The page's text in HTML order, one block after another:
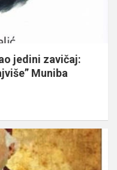
jedini zavičaj:
Muniba